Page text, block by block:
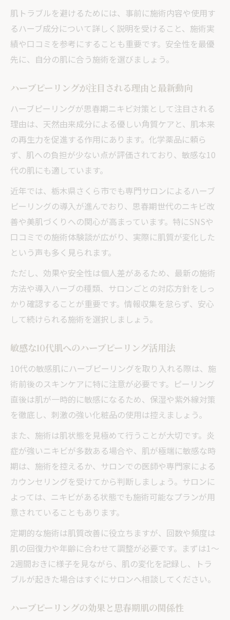
ニキビがある肌でのハーブピーリング可否
炎症中でも受けやすいハーブピーリング対
策
方法
ニキビがある部位への対応と具体例紹介
未成年におすすめなハーブピーリングの安全な
始め方
未成年がハーブピーリングを始める際の注
意点
保護者同意と年齢条件の確認ポイント
中高生が安心できるサロン選びの基準
安全なハーブピーリング初体験の流れ解説
未成年向け施術で重視すべき安全対策
ハーブピーリングの回数別ニキビ跡改善実例を
紹介
ハーブピーリング回数ごとの変化と実感例
赤みやクレーター別の効果と通い方比較
継続しやすいハーブピーリング施術プラン
ニキビ跡改善体験談から得る現実的な期待
中高生にも知ってほしいハーブピーリング注意
思春期ニキビ悪化を防ぐハーブピーリング
活用法
NG行動や施術前後の注意事項を徹底解説
正しいハーブピーリング後のスキンケア方
法
ント
肌トラブルを避けるためには、事前に施術内容や使用す
るハーブ成分について詳しく説明を受けること、施術実
績や口コミを参考にすることも重要です。安全性を最優
先に、自分の肌に合う施術を選びましょう。
ハーブピーリングが注目される理由と最新動向
ハーブピーリングが思春期ニキビ対策として注目される
理由は、天然由来成分による優しい角質ケアと、肌本来
の再生力を促進する作用にあります。化学薬品に頼ら
ず、肌への負担が少ない点が評価されており、敏感な10
代の肌にも適しています。
近年では、栃木県さくら市でも専門サロンによるハーブ
ピーリングの導入が進んでおり、思春期世代のニキビ改
善や美肌づくりへの関心が高まっています。特にSNSや
口コミでの施術体験談が広がり、実際に肌質が変化した
という声も多く見られます。
ただし、効果や安全性は個人差があるため、最新の施術
方法や導入ハーブの種類、サロンごとの対応方針をしっ
かり確認することが重要です。情報収集を怠らず、安心
して続けられる施術を選択しましょう。
敏感な10代肌へのハーブピーリング活用法
10代の敏感肌にハーブピーリングを取り入れる際は、施
術前後のスキンケアに特に注意が必要です。ピーリング
直後は肌が一時的に敏感になるため、保湿や紫外線対策
を徹底し、刺激の強い化粧品の使用は控えましょう。
また、施術は肌状態を見極めて行うことが大切です。炎
症が強いニキビが多数ある場合や、肌が極端に敏感な時
期は、施術を控えるか、サロンでの医師や専門家による
カウンセリングを受けてから判断しましょう。サロンに
よっては、ニキビがある状態でも施術可能なプランが用
意されていることもあります。
定期的な施術は肌質改善に役立ちますが、回数や頻度は
肌の回復力や年齢に合わせて調整が必要です。まずは1〜
2週間おきに様子を見ながら、肌の変化を記録し、トラ
ブルが起きた場合はすぐにサロンへ相談してください。
ハーブピーリングの効果と思春期肌の関係性